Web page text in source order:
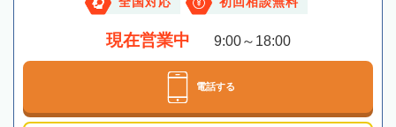
現在営業中 9:00～18:00
電話する